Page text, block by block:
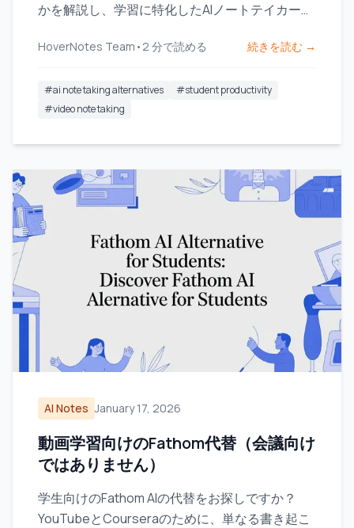
かを解説し、学習に特化したAIノートテイカーを
HoverNotes Team • 2 分で読める 続きを読む →
#ai note taking alternatives #student productivity
#video note taking
AI Notes January 17, 2026
動画学習向けのFathom代替（会議向け
ではありません）
学生向けのFathom AIの代替をお探しですか？
YouTubeとCourseraのために、単なる書き起こ